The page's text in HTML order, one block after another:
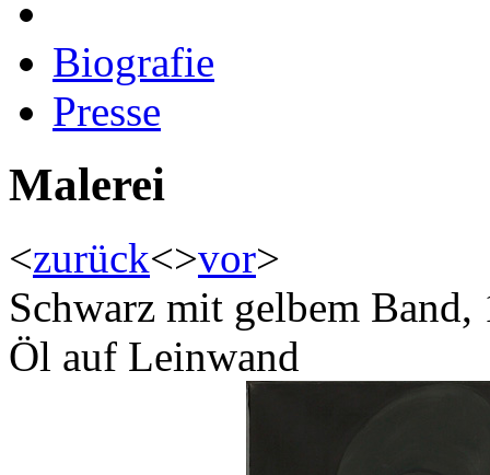
Biografie
Presse
Malerei
<zurück<>vor>
Schwarz mit gelbem Band,
Öl auf Leinwand